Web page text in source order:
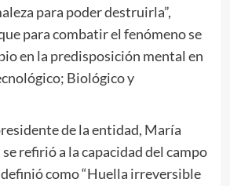
para poder destruirla”,
para combatir el fenómeno se
en la predisposición mental en
Biológico y
de la entidad, María
refirió a la capacidad del campo
como “Huella irreversible